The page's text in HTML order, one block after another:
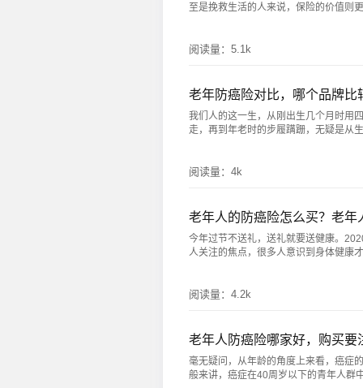
至是挽救生活的人来说，保险的价值则
阅读量： 5.1k
老年防癌险对比，哪个品牌比
我们人的这一生，从刚出生几个月时用
走，再到年老时的步履蹒跚，无疑是从
阅读量： 4k
老年人的防癌险怎么买？老年
今年过节不送礼，送礼就要送健康。
人关注的焦点，很多人意识到身体健康
阅读量： 4.2k
老年人防癌险哪家好，购买要
毫无疑问，从年龄的角度上来看，癌症
般来讲，癌症在40周岁以下的青年人群